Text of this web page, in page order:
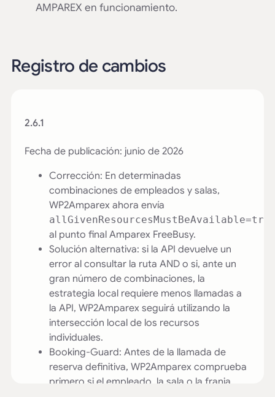
AMPAREX en funcionamiento.
Registro de cambios
2.6.1
Fecha de publicación: junio de 2026
Corrección: En determinadas
combinaciones de empleados y salas,
WP2Amparex ahora envía
al punto final Amparex FreeBusy.
Solución alternativa: si la API devuelve un
error al consultar la ruta AND o si, ante un
gran número de combinaciones, la
estrategia local requiere menos llamadas a
la API, WP2Amparex seguirá utilizando la
intersección local de los recursos
individuales.
Booking-Guard: Antes de la llamada de
reserva definitiva, WP2Amparex comprueba
primero si el empleado, la sala o la franja